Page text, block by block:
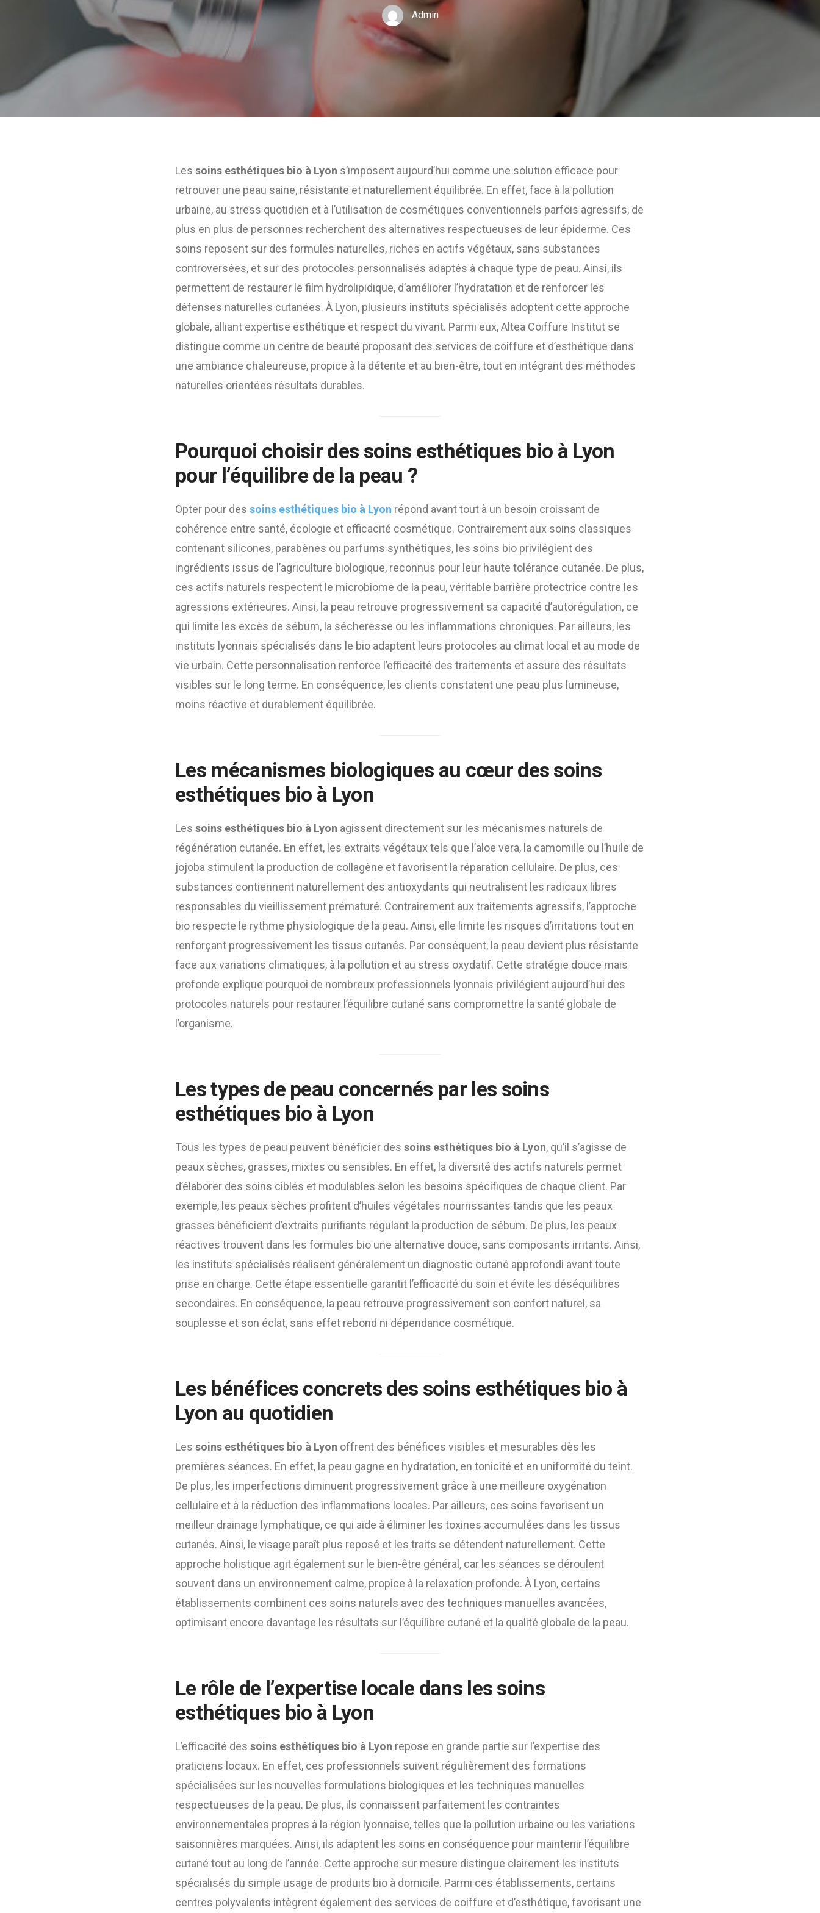
Admin
Les soins esthétiques bio à Lyon s’imposent aujourd’hui comme une solution efficace pour
retrouver une peau saine, résistante et naturellement équilibrée. En effet, face à la pollution
urbaine, au stress quotidien et à l’utilisation de cosmétiques conventionnels parfois agressifs, de
plus en plus de personnes recherchent des alternatives respectueuses de leur épiderme. Ces
soins reposent sur des formules naturelles, riches en actifs végétaux, sans substances
controversées, et sur des protocoles personnalisés adaptés à chaque type de peau. Ainsi, ils
permettent de restaurer le film hydrolipidique, d’améliorer l’hydratation et de renforcer les
défenses naturelles cutanées. À Lyon, plusieurs instituts spécialisés adoptent cette approche
globale, alliant expertise esthétique et respect du vivant. Parmi eux, Altea Coiffure Institut se
distingue comme un centre de beauté proposant des services de coiffure et d’esthétique dans
une ambiance chaleureuse, propice à la détente et au bien-être, tout en intégrant des méthodes
naturelles orientées résultats durables.
Pourquoi choisir des soins esthétiques bio à Lyon
pour l’équilibre de la peau ?
Opter pour des soins esthétiques bio à Lyon répond avant tout à un besoin croissant de
cohérence entre santé, écologie et efficacité cosmétique. Contrairement aux soins classiques
contenant silicones, parabènes ou parfums synthétiques, les soins bio privilégient des
ingrédients issus de l’agriculture biologique, reconnus pour leur haute tolérance cutanée. De plus,
ces actifs naturels respectent le microbiome de la peau, véritable barrière protectrice contre les
agressions extérieures. Ainsi, la peau retrouve progressivement sa capacité d’autorégulation, ce
qui limite les excès de sébum, la sécheresse ou les inflammations chroniques. Par ailleurs, les
instituts lyonnais spécialisés dans le bio adaptent leurs protocoles au climat local et au mode de
vie urbain. Cette personnalisation renforce l’efficacité des traitements et assure des résultats
visibles sur le long terme. En conséquence, les clients constatent une peau plus lumineuse,
moins réactive et durablement équilibrée.
Les mécanismes biologiques au cœur des soins
esthétiques bio à Lyon
Les soins esthétiques bio à Lyon agissent directement sur les mécanismes naturels de
régénération cutanée. En effet, les extraits végétaux tels que l’aloe vera, la camomille ou l’huile de
jojoba stimulent la production de collagène et favorisent la réparation cellulaire. De plus, ces
substances contiennent naturellement des antioxydants qui neutralisent les radicaux libres
responsables du vieillissement prématuré. Contrairement aux traitements agressifs, l’approche
bio respecte le rythme physiologique de la peau. Ainsi, elle limite les risques d’irritations tout en
renforçant progressivement les tissus cutanés. Par conséquent, la peau devient plus résistante
face aux variations climatiques, à la pollution et au stress oxydatif. Cette stratégie douce mais
profonde explique pourquoi de nombreux professionnels lyonnais privilégient aujourd’hui des
protocoles naturels pour restaurer l’équilibre cutané sans compromettre la santé globale de
l’organisme.
Les types de peau concernés par les soins
esthétiques bio à Lyon
Tous les types de peau peuvent bénéficier des soins esthétiques bio à Lyon, qu’il s’agisse de
peaux sèches, grasses, mixtes ou sensibles. En effet, la diversité des actifs naturels permet
d’élaborer des soins ciblés et modulables selon les besoins spécifiques de chaque client. Par
exemple, les peaux sèches profitent d’huiles végétales nourrissantes tandis que les peaux
grasses bénéficient d’extraits purifiants régulant la production de sébum. De plus, les peaux
réactives trouvent dans les formules bio une alternative douce, sans composants irritants. Ainsi,
les instituts spécialisés réalisent généralement un diagnostic cutané approfondi avant toute
prise en charge. Cette étape essentielle garantit l’efficacité du soin et évite les déséquilibres
secondaires. En conséquence, la peau retrouve progressivement son confort naturel, sa
souplesse et son éclat, sans effet rebond ni dépendance cosmétique.
Les bénéfices concrets des soins esthétiques bio à
Lyon au quotidien
Les soins esthétiques bio à Lyon offrent des bénéfices visibles et mesurables dès les
premières séances. En effet, la peau gagne en hydratation, en tonicité et en uniformité du teint.
De plus, les imperfections diminuent progressivement grâce à une meilleure oxygénation
cellulaire et à la réduction des inflammations locales. Par ailleurs, ces soins favorisent un
meilleur drainage lymphatique, ce qui aide à éliminer les toxines accumulées dans les tissus
cutanés. Ainsi, le visage paraît plus reposé et les traits se détendent naturellement. Cette
approche holistique agit également sur le bien-être général, car les séances se déroulent
souvent dans un environnement calme, propice à la relaxation profonde. À Lyon, certains
établissements combinent ces soins naturels avec des techniques manuelles avancées,
optimisant encore davantage les résultats sur l’équilibre cutané et la qualité globale de la peau.
Le rôle de l’expertise locale dans les soins
esthétiques bio à Lyon
L’efficacité des soins esthétiques bio à Lyon repose en grande partie sur l’expertise des
praticiens locaux. En effet, ces professionnels suivent régulièrement des formations
spécialisées sur les nouvelles formulations biologiques et les techniques manuelles
respectueuses de la peau. De plus, ils connaissent parfaitement les contraintes
environnementales propres à la région lyonnaise, telles que la pollution urbaine ou les variations
saisonnières marquées. Ainsi, ils adaptent les soins en conséquence pour maintenir l’équilibre
cutané tout au long de l’année. Cette approche sur mesure distingue clairement les instituts
spécialisés du simple usage de produits bio à domicile. Parmi ces établissements, certains
centres polyvalents intègrent également des services de coiffure et d’esthétique, favorisant une